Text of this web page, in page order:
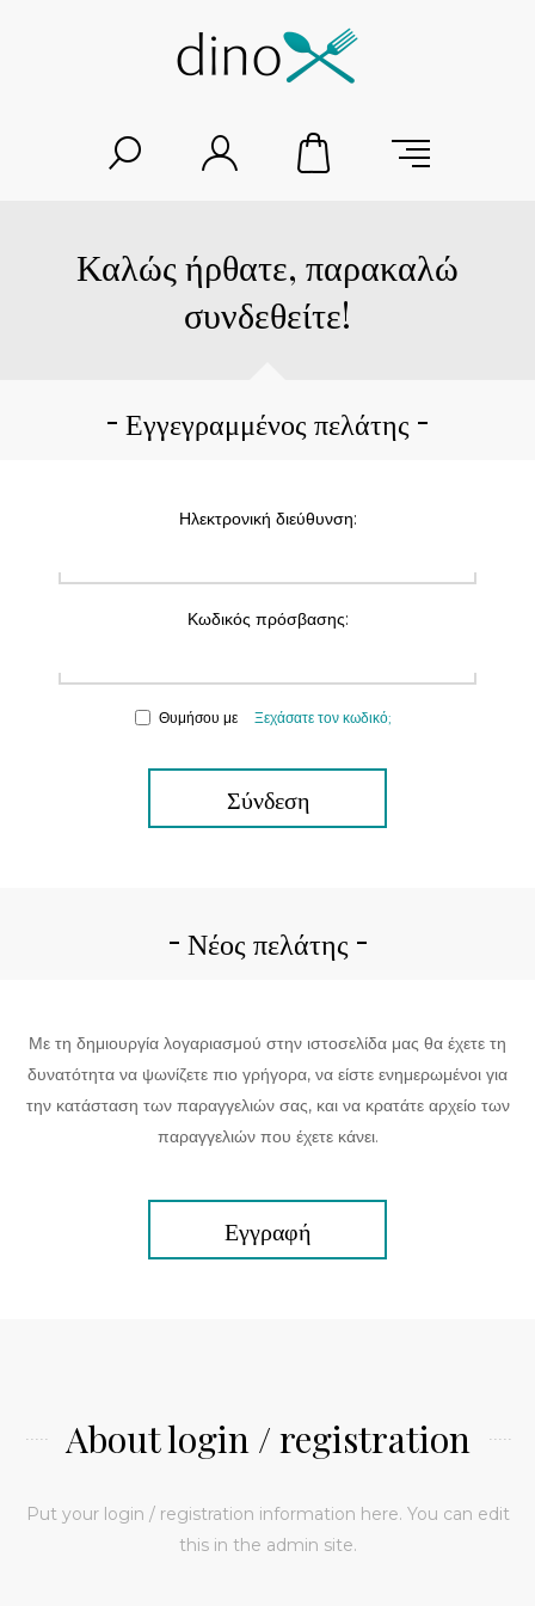
Καλώς ήρθατε, παρακαλώ
συνδεθείτε!
Εγγεγραμμένος πελάτης
Ηλεκτρονική διεύθυνση:
Κωδικός πρόσβασης:
Θυμήσου με Ξεχάσατε τον κωδικό;
Σύνδεση
Νέος πελάτης
Με τη δημιουργία λογαριασμού στην ιστοσελίδα μας θα έχετε τη
δυνατότητα να ψωνίζετε πιο γρήγορα, να είστε ενημερωμένοι για
την κατάσταση των παραγγελιών σας, και να κρατάτε αρχείο των
παραγγελιών που έχετε κάνει.
Εγγραφή
About login / registration
Put your login / registration information here. You can edit
this in the admin site.